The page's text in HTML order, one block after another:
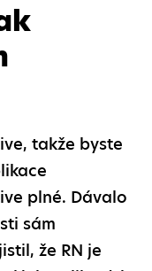
takže byste
plné. Dávalo
sám
že RN je